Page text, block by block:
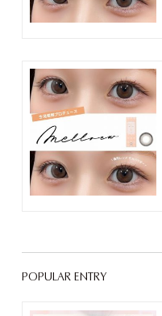
POPULAR ENTRY